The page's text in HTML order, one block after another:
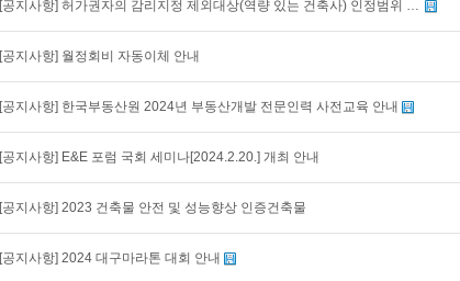
[공지사항] 허가권자의 감리지정 제외대상(역량 있는 건축사) 인정범위 한정 건축법 시행령 일부개정안 입법예고에 대한 의견 제출 요청
[공지사항] 월정회비 자동이체 안내
[공지사항] 한국부동산원 2024년 부동산개발 전문인력 사전교육 안내
[공지사항] E&E 포럼 국회 세미나[2024.2.20.] 개최 안내
[공지사항] 2023 건축물 안전 및 성능향상 인증건축물
[공지사항] 2024 대구마라톤 대회 안내